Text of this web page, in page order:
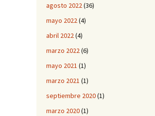
agosto 2022(36)
mayo 2022(4)
abril 2022(4)
marzo 2022(6)
mayo 2021 (1)
marzo 2021 (1)
septiembre 2020(1)
marzo 2020(1)